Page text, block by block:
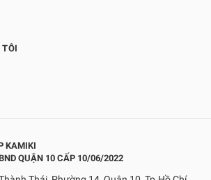
KAMIKI
QUẬN 10 CẤP 10/06/2022